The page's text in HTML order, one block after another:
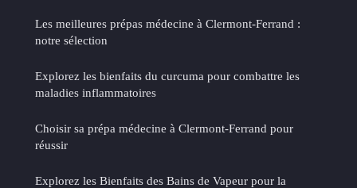
Les meilleures prépas médecine à Clermont-Ferrand :
notre sélection
Explorez les bienfaits du curcuma pour combattre les
maladies inflammatoires
Choisir sa prépa médecine à Clermont-Ferrand pour
réussir
Explorez les Bienfaits des Bains de Vapeur pour la